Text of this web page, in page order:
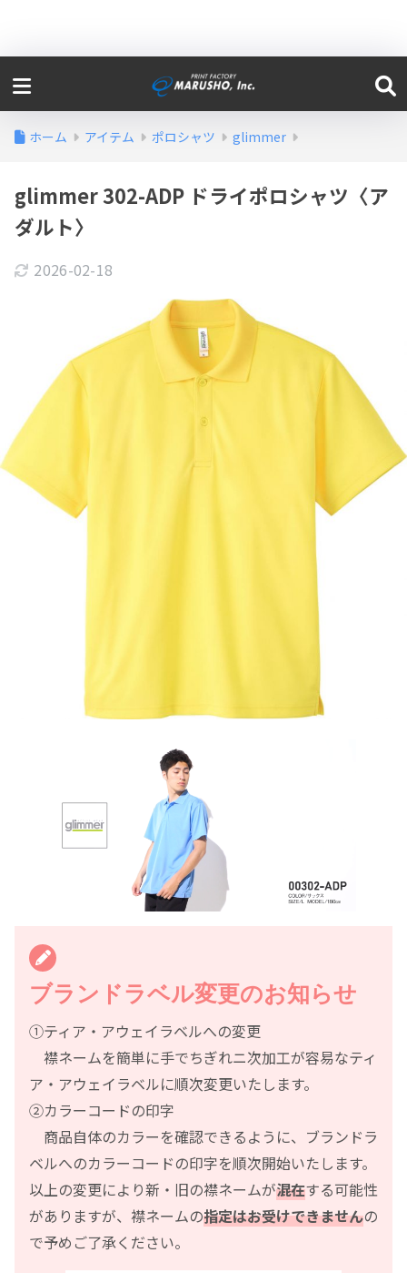
ホーム アイテム ポロシャツ glimmer
glimmer 302-ADP ドライポロシャツ〈ア
ダルト〉
2026-02-18
ブランドラベル変更のお知らせ
①ティア・アウェイラベルへの変更
襟ネームを簡単に手でちぎれニ次加工が容易なティ
ア・アウェイラベルに順次変更いたします。
②カラーコードの印字
商品自体のカラーを確認できるように、ブランドラ
ベルへのカラーコードの印字を順次開始いたします。
以上の変更により新・旧の襟ネームが混在する可能性
がありますが、襟ネームの指定はお受けできませんの
で予めご了承ください。